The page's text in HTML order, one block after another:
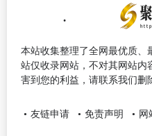
本站收集整理了全网最优质、
站仅收录网站，不对其网站内
害到您的利益，请联系我们删
友链申请 免责声明 网